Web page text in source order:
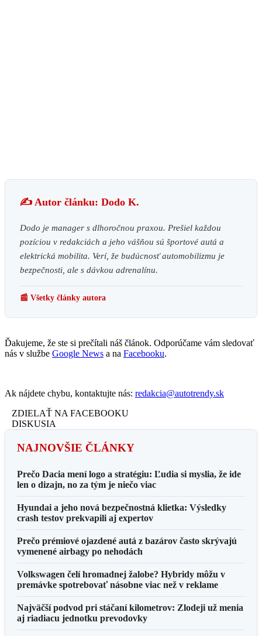
✍️ Autor článku: Dodo K.
Dodo je manager s dlhoročnou praxou. Prešiel každou
pozíciou v redakciách a jeho vášňou sú športové autá a
elektrická mobilita. Verí, že budúcnosť automobilizmu je
bezpečnosti, ale s dávkou adrenalínu.
📰 Všetky články autora
Ďakujeme, že ste si prečítali náš článok. Odporúčame vám sledovať
nás v službe Google News a na Facebooku.
Ak nájdete chybu, kontaktujte nás: redakcia@autotrendy.sk
ZDIELAŤ NA FACEBOOKU
DISKUSIA
NAJNOVŠIE ČLÁNKY
Prečo Dacia mení logo a stratégiu: Ľudia si myslia, že ide
len o dizajn, no za tým je niečo viac
Hyundai a jeho nová bezpečnostná klietka: Výsledky
crash testov prekvapili aj expertov
Prečo prémiové ojazdené autá z bazárov často skrývajú
vymenené airbagy po nehodách
Volkswagen čelí hromadnej žalobe? Hybridy môžu v
premávke spotrebovať násobne viac než v reklame
Najväčší podvod pri stáčaní kilometrov: Zlodeji už menia
aj riadiacu jednotku prevodovky